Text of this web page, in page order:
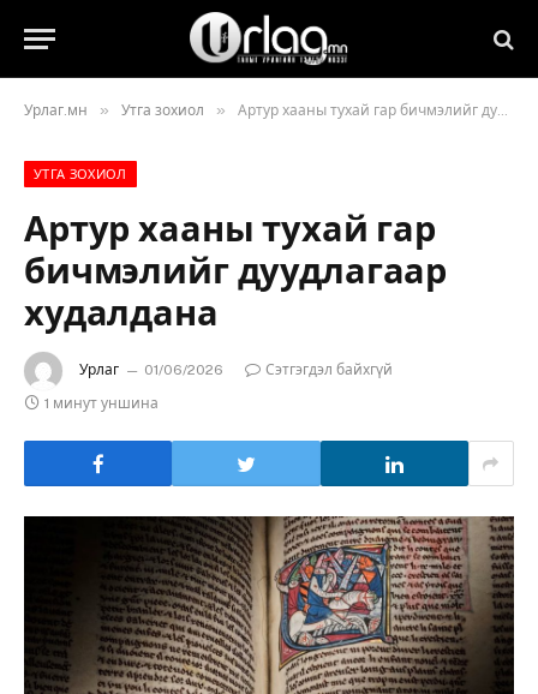
Урлаг.мн » Утга зохиол » Артур хааны тухай гар бичмэлийг дуудлагаар худалдана
УТГА ЗОХИОЛ
Артур хааны тухай гар
бичмэлийг дуудлагаар
худалдана
Урлаг 01/06/2026
Сэтгэгдэл байхгүй
1 минут уншина